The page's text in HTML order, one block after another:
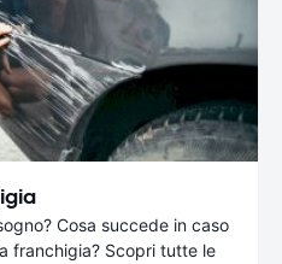
Cosa succede in caso
franchigia? Scopri tutte le